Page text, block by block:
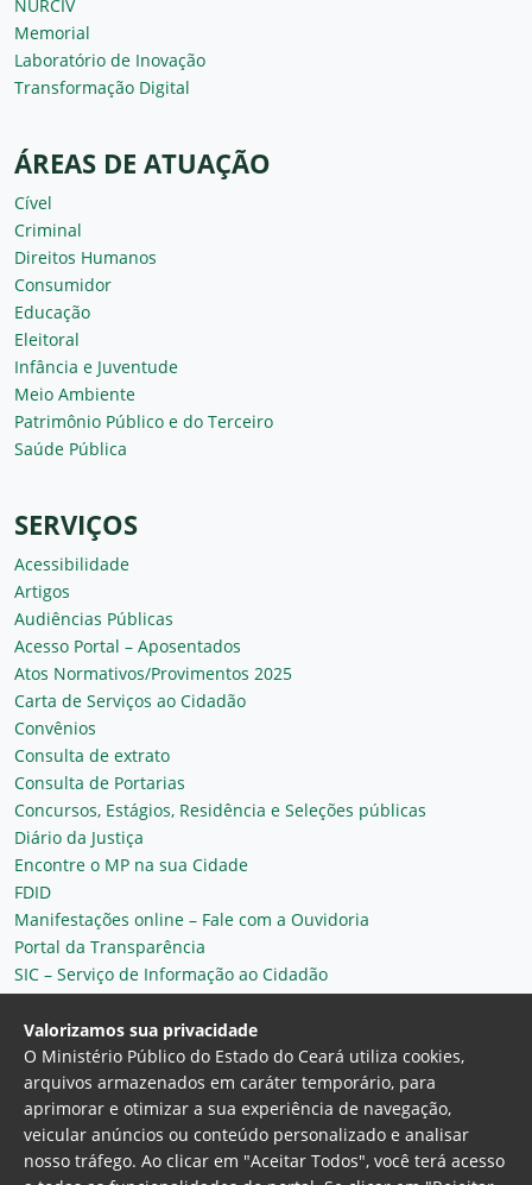
NURCIV
Memorial
Laboratório de Inovação
Transformação Digital
ÁREAS DE ATUAÇÃO
Cível
Criminal
Direitos Humanos
Consumidor
Educação
Eleitoral
Infância e Juventude
Meio Ambiente
Patrimônio Público e do Terceiro
Saúde Pública
SERVIÇOS
Acessibilidade
Artigos
Audiências Públicas
Acesso Portal – Aposentados
Atos Normativos/Provimentos 2025
Carta de Serviços ao Cidadão
Convênios
Consulta de extrato
Consulta de Portarias
Concursos, Estágios, Residência e Seleções públicas
Diário da Justiça
Encontre o MP na sua Cidade
FDID
Manifestações online – Fale com a Ouvidoria
Portal da Transparência
SIC – Serviço de Informação ao Cidadão
Plantão MP do Ceará
Secretaria Geral
Valorizamos sua privacidade
O Ministério Público do Estado do Ceará utiliza cookies,
arquivos armazenados em caráter temporário, para
aprimorar e otimizar a sua experiência de navegação,
veicular anúncios ou conteúdo personalizado e analisar
nosso tráfego. Ao clicar em "Aceitar Todos", você terá acesso